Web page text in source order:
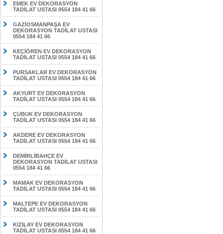
EMEK EV DEKORASYON
TADİLAT USTASI 0554 184 41 66
GAZİOSMANPAŞA EV
DEKORASYON TADİLAT USTASI
0554 184 41 66
KEÇİÖREN EV DEKORASYON
TADİLAT USTASI 0554 184 41 66
PURSAKLAR EV DEKORASYON
TADİLAT USTASI 0554 184 41 66
AKYURT EV DEKORASYON
TADİLAT USTASI 0554 184 41 66
ÇUBUK EV DEKORASYON
TADİLAT USTASI 0554 184 41 66
AKDERE EV DEKORASYON
TADİLAT USTASI 0554 184 41 66
DEMİRLİBAHÇE EV
DEKORASYON TADİLAT USTASI
0554 184 41 66
MAMAK EV DEKORASYON
TADİLAT USTASI 0554 184 41 66
MALTEPE EV DEKORASYON
TADİLAT USTASI 0554 184 41 66
KIZILAY EV DEKORASYON
TADİLAT USTASI 0554 184 41 66